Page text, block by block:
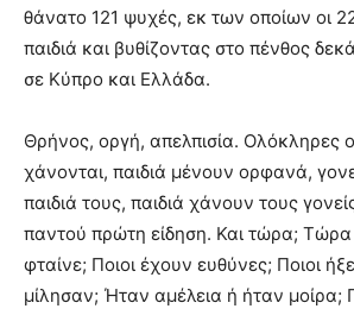
θάνατο 121 ψυχές, εκ των οποίων οι
παιδιά και βυθίζοντας στο πένθος
σε Κύπρο και Ελλάδα.
Θρήνος, οργή, απελπισία. Ολόκληρες
χάνονται, παιδιά μένουν ορφανά,
παιδιά τους, παιδιά χάνουν τους
παντού πρώτη είδηση. Και τώρα; Τώρα
φταίνε; Ποιοι έχουν ευθύνες; Ποιοι
μίλησαν; Ήταν αμέλεια ή ήταν μοίρα;